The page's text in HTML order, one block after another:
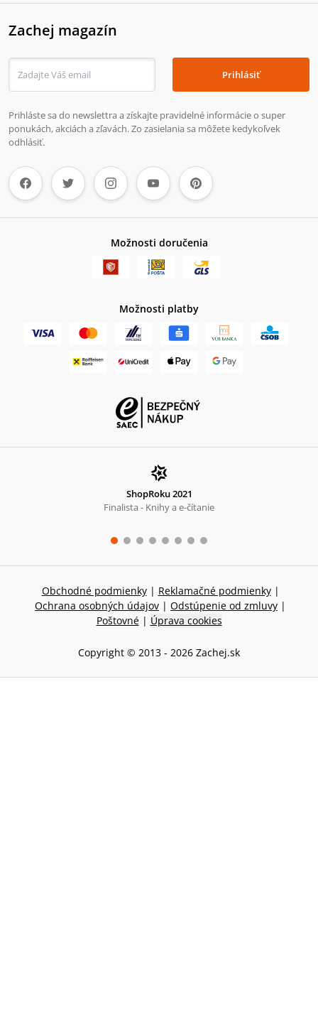
Zachej magazín
Prihlásiť
Prihláste sa do newslettra a získajte pravidelné informácie o super
ponukách, akciách a zľavách. Zo zasielania sa môžete kedykoľvek
odhlásiť.
Možnosti doručenia
Možnosti platby
ShopRoku 2021
Finalista - Knihy a e-čítanie
Obchodné podmienky | Reklamačné podmienky |
Ochrana osobných údajov | Odstúpenie od zmluvy |
Poštovné | Úprava cookies
Copyright © 2013 - 2026 Zachej.sk